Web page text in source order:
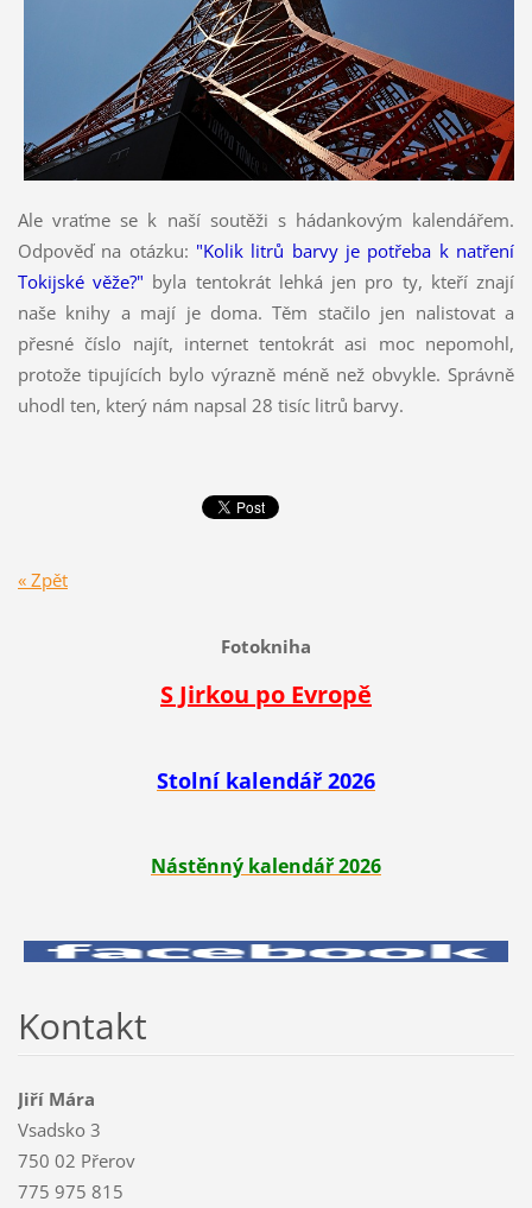
Ale vraťme se k naší soutěži s hádankovým kalendářem.
Odpověď na otázku: "Kolik litrů barvy je potřeba k natření
Tokijské věže?" byla tentokrát lehká jen pro ty, kteří znají
naše knihy a mají je doma. Těm stačilo jen nalistovat a
přesné číslo najít, internet tentokrát asi moc nepomohl,
protože tipujících bylo výrazně méně než obvykle. Správně
uhodl ten, který nám napsal 28 tisíc litrů barvy.
« Zpět
Fotokniha
S Jirkou po Evropě
Stolní kalendář 2026
Nástěnný kalendář 2026
Kontakt
Jiří Mára
Vsadsko 3
750 02 Přerov
775 975 815